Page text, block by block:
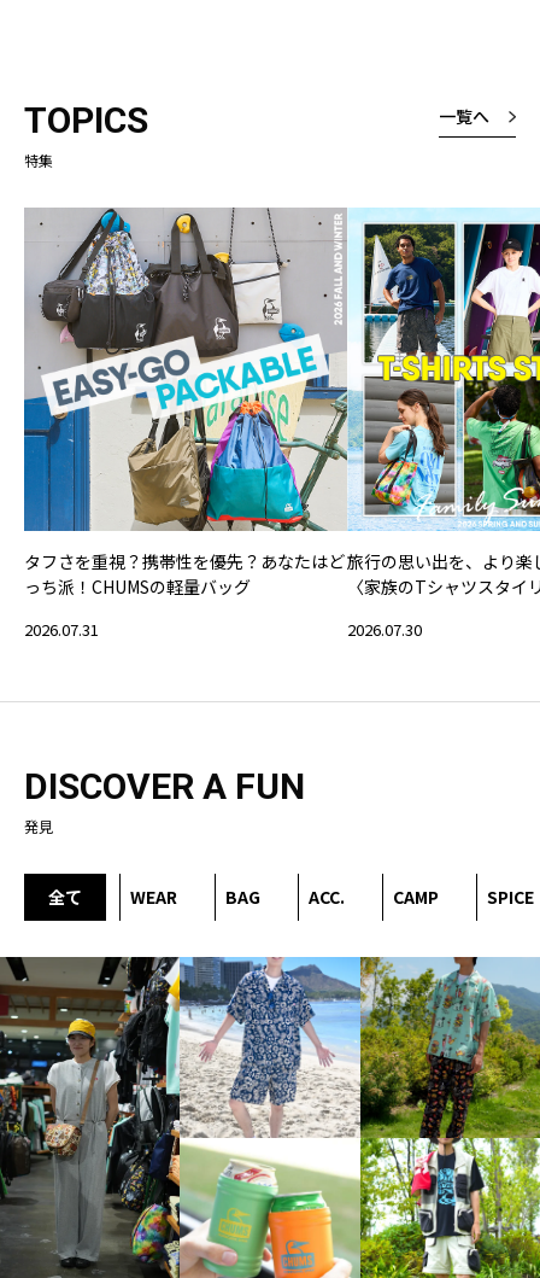
TOPICS
特集
一覧へ
タフさを重視？携帯性を優先？あなたはど
っち派！CHUMSの軽量バッグ
2026.07.31
旅行の思い出を、より楽
〈家族のTシャツスタイ
2026.07.30
DISCOVER A FUN
発見
全て WEAR BAG ACC. CAMP SPICE